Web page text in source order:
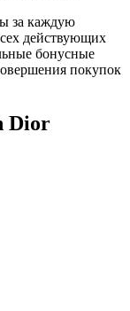
за каждую
действующих
бонусные
покупок
Dior